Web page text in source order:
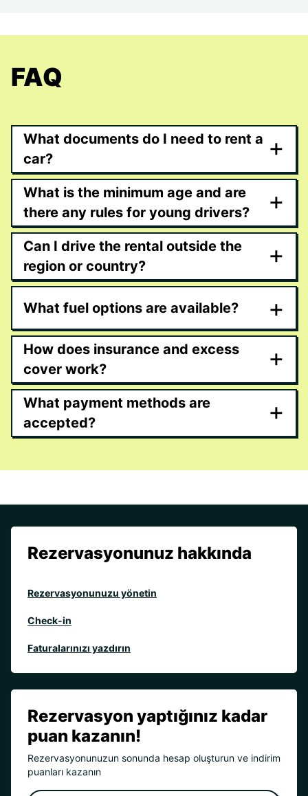
FAQ
What documents do I need to rent a
car?
+
What is the minimum age and are
there any rules for young drivers?
+
Can I drive the rental outside the
region or country?
+
What fuel options are available? +
How does insurance and excess
cover work?
+
What payment methods are
accepted?
+
Rezervasyonunuz hakkında
Rezervasyonunuzu yönetin
Check-in
Faturalarınızı yazdırın
Rezervasyon yaptığınız kadar
puan kazanın!
Rezervasyonunuzun sonunda hesap oluşturun ve indirim
puanları kazanın